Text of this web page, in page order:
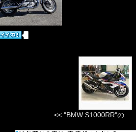
<< "BMW S1000RR"の ...